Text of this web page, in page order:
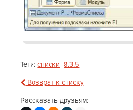
Теги:списки 8.3.5
Возврат к списку
Рассказать друзьям: